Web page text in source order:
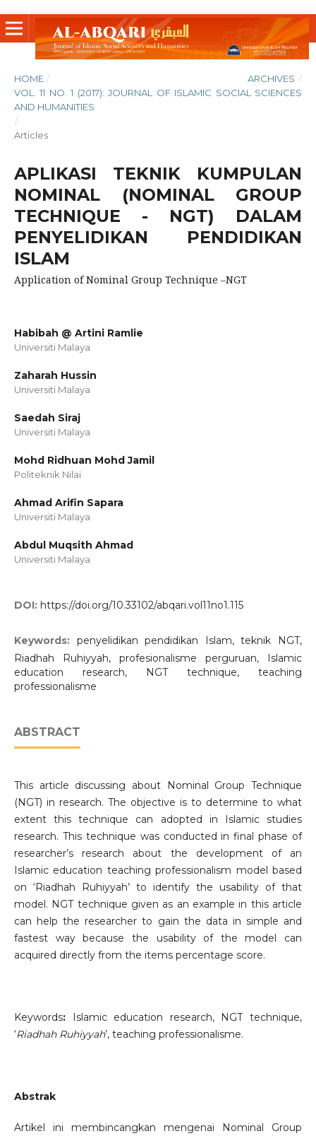
HOME / ARCHIVES /
VOL. 11 NO. 1 (2017): JOURNAL OF ISLAMIC SOCIAL SCIENCES
AND HUMANITIES
/
Articles
APLIKASI TEKNIK KUMPULAN
NOMINAL (NOMINAL GROUP
TECHNIQUE - NGT) DALAM
PENYELIDIKAN PENDIDIKAN
ISLAM
Application of Nominal Group Technique –NGT
Habibah @ Artini Ramlie
Universiti Malaya
Zaharah Hussin
Universiti Malaya
Saedah Siraj
Universiti Malaya
Mohd Ridhuan Mohd Jamil
Politeknik Nilai
Ahmad Arifin Sapara
Universiti Malaya
Abdul Muqsith Ahmad
Universiti Malaya
DOI: https://doi.org/10.33102/abqari.vol11no1.115
Keywords: penyelidikan pendidikan Islam, teknik NGT,
Riadhah Ruhiyyah, profesionalisme perguruan, Islamic
education research, NGT technique, teaching
professionalisme
ABSTRACT
This article discussing about Nominal Group Technique
(NGT) in research. The objective is to determine to what
extent this technique can adopted in Islamic studies
research. This technique was conducted in final phase of
researcher’s research about the development of an
Islamic education teaching professionalism model based
on ‘Riadhah Ruhiyyah’ to identify the usability of that
model. NGT technique given as an example in this article
can help the researcher to gain the data in simple and
fastest way because the usability of the model can
acquired directly from the items percentage score.
Keywords:
Islamic education research, NGT technique,
‘Riadhah Ruhiyyah’, teaching professionalisme.
Abstrak
Artikel ini membincangkan mengenai Nominal Group